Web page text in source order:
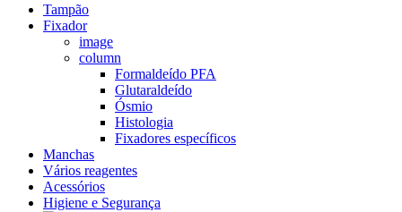
Close
Menu
Tampão
Fixador
image
column
Formaldeído PFA
Glutaraldeído
Ósmio
Histologia
Fixadores específicos
Manchas
Vários reagentes
Acessórios
Higiene e Segurança